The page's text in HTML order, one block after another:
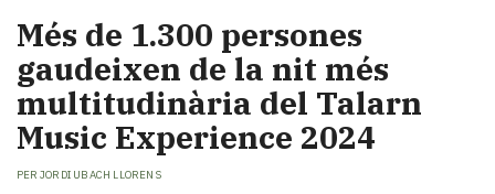
Més de 1.300 persones
gaudeixen de la nit més
multitudinària del Talarn
Music Experience 2024
PER JORDI UBACH LLORENS